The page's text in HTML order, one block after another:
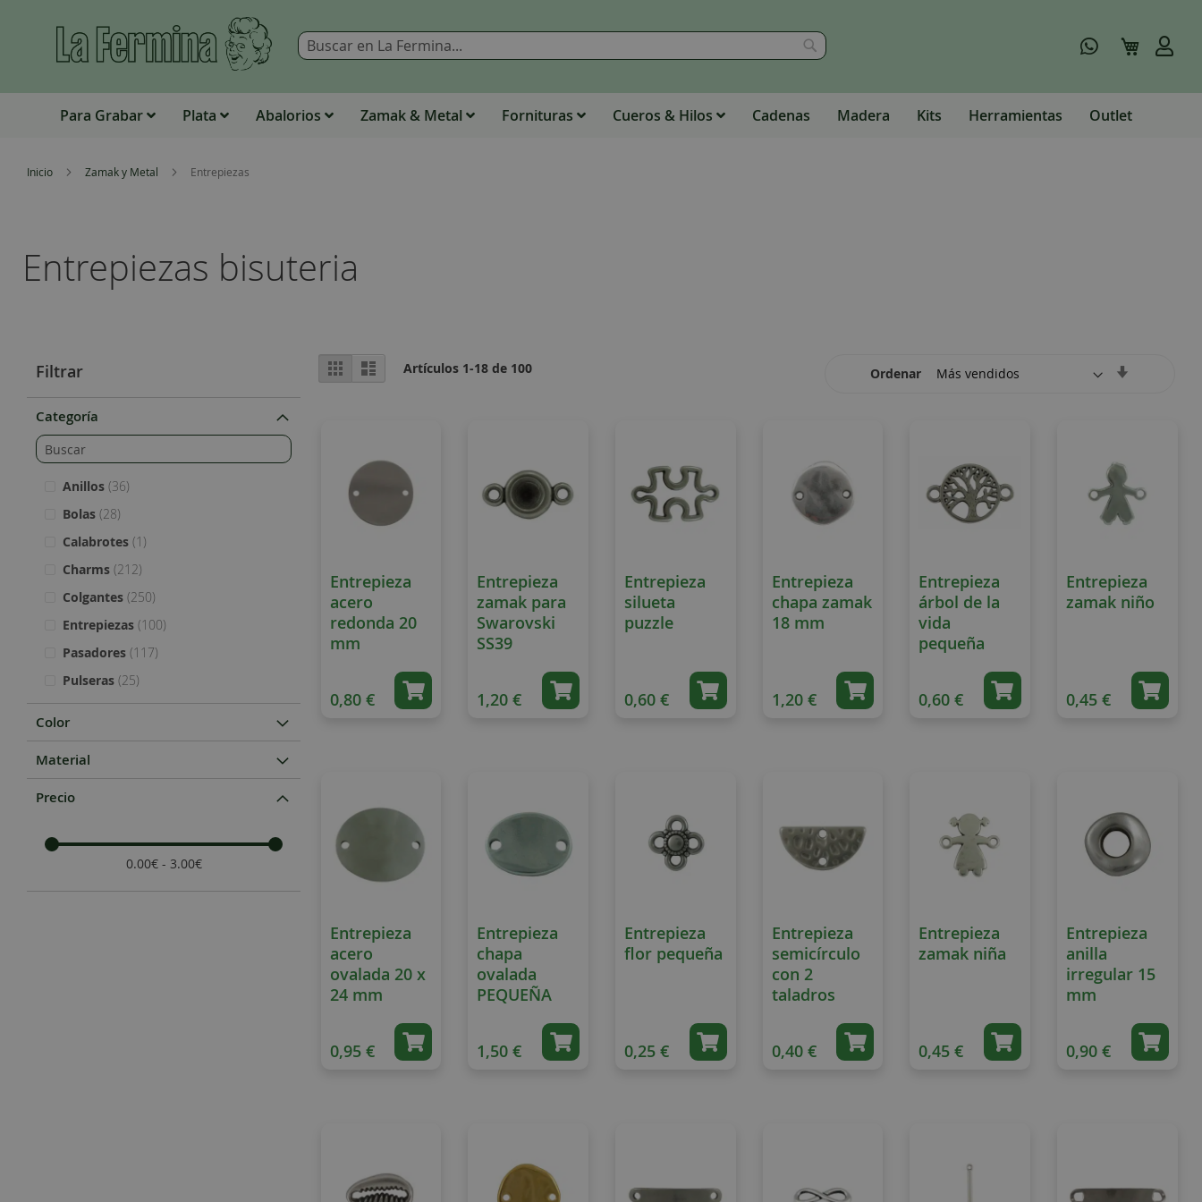
Buscar
Buscar Mi carrito
Para Grabar Plata Abalorios Zamak & Metal Fornituras Cueros & Hilos Cadenas Madera Kits Herramientas Outlet
Inicio Zamak y Metal Entrepiezas
Entrepiezas bisuteria
Filtrar
Categoría
Anillos 36
artículos
Bolas 28
artículos
Calabrotes 1
item
Charms 212
artículos
Colgantes 250
artículos
Entrepiezas 100
artículos
Pasadores 117
artículos
Pulseras 25
artículos
Color
Material
Precio
0.00€ - 3.00€
View
as
Grid List Artículos 1-18 de 100 Ordenar
Entrepieza
acero
redonda 20
mm
0,80 €
Entrepieza
zamak para
Swarovski
SS39
1,20 €
Entrepieza
silueta
puzzle
0,60 €
Entrepieza
chapa zamak
18 mm
1,20 €
Entrepieza
árbol de la
vida
pequeña
0,60 €
Entrepieza
zamak niño
0,45 €
Entrepieza
acero
ovalada 20 x
24 mm
0,95 €
Entrepieza
chapa
ovalada
PEQUEÑA
1,50 €
Entrepieza
flor pequeña
0,25 €
Entrepieza
semicírculo
con 2
taladros
0,40 €
Entrepieza
zamak niña
0,45 €
Entrepieza
anilla
irregular 15
mm
0,90 €